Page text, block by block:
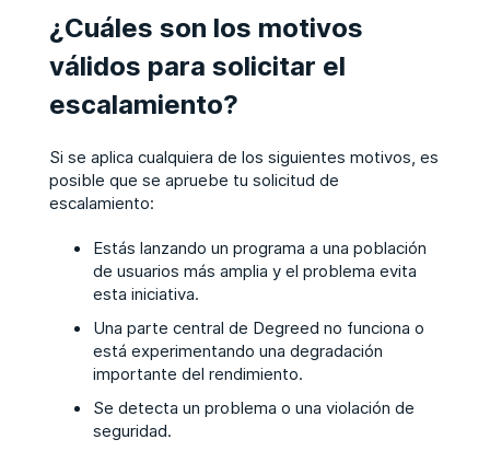
¿Cuáles son los motivos
válidos para solicitar el
escalamiento?
Si se aplica cualquiera de los siguientes motivos, es
posible que se apruebe tu solicitud de
escalamiento:
Estás lanzando un programa a una población
de usuarios más amplia y el problema evita
esta iniciativa.
Una parte central de Degreed no funciona o
está experimentando una degradación
importante del rendimiento.
Se detecta un problema o una violación de
seguridad.